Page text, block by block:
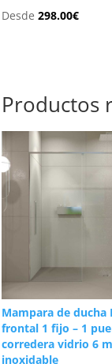
Desde298.00€
Productos
Mampara de ducha
frontal 1 fijo – 1
corredera vidrio 6
inoxidable